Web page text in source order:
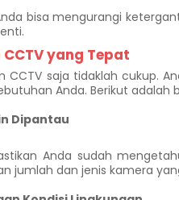
bisa mengurangi
yang Tepat
CCTV saja tidaklah cukup.
Anda. Berikut
Dipantau
Anda sudah
jumlah dan jenis kamera